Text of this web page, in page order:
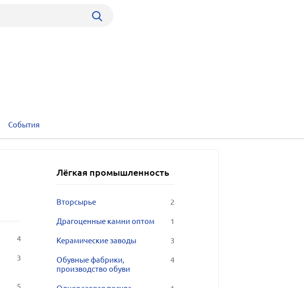
События
4
3
5
Лёгкая промышленность
Вторсырье 2
Драгоценные камни оптом 1
Керамические заводы 3
Обувные фабрики,
производство обуви
4